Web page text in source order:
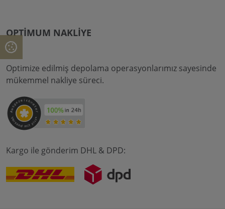
OPTIMUM NAKLIYE
Optimize edilmiş depolama operasyonlarımız sayesinde
mükemmel nakliye süreci.
Kargo ile gönderim DHL & DPD: